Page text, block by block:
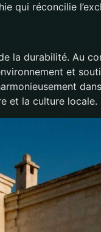
qui réconcilie
la durabilité. Au
et
et la culture locale.